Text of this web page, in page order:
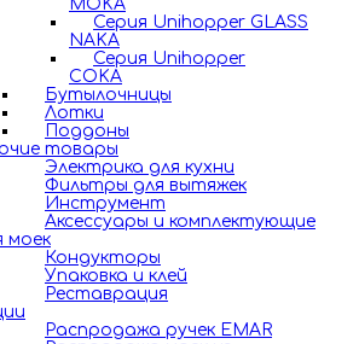
MOKA
Серия Unihopper GLASS
NAKA
Серия Unihopper
COKA
Бутылочницы
Лотки
Поддоны
товары
Электрика для кухни
Фильтры для вытяжек
Инструмент
Аксессуары и комплектующие
моек
Кондукторы
Упаковка и клей
Реставрация
Распродажа ручек EMAR